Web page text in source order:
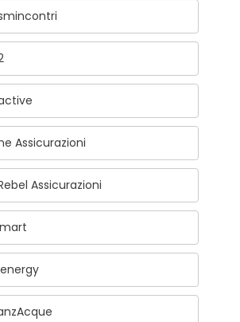
Assicurazioni
Assicurazioni